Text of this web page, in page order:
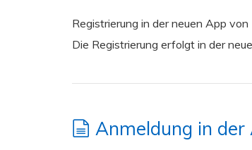
Registrierung in der neuen App
Die Registrierung erfolgt in der
Anmeldung in der